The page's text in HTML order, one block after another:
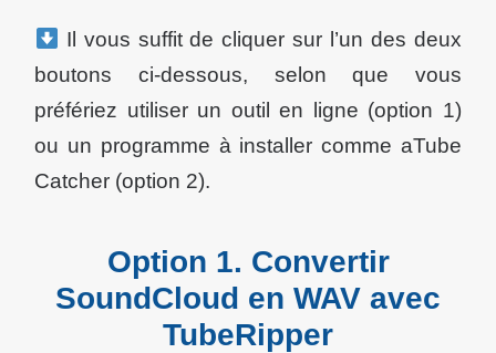
Il vous suffit de cliquer sur l’un des deux
boutons ci-dessous, selon que vous
préfériez utiliser un outil en ligne (option 1)
ou un programme à installer comme aTube
Catcher (option 2).
Option 1. Convertir
SoundCloud en WAV avec
TubeRipper